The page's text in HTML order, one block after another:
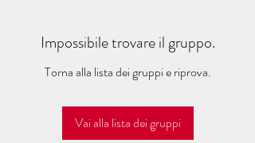
Impossibile trovare il gruppo.
Torna alla lista dei gruppi e riprova.
Vai alla lista dei gruppi